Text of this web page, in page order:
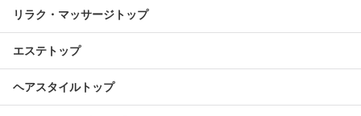
リラク・マッサージトップ
エステトップ
ヘアスタイルトップ